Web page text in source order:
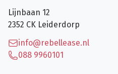
Lijnbaan 12
2352 CK Leiderdorp
info@rebellease.nl
088 9960101